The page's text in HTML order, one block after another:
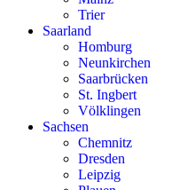
Trier
Saarland
Homburg
Neunkirchen
Saarbrücken
St. Ingbert
Völklingen
Sachsen
Chemnitz
Dresden
Leipzig